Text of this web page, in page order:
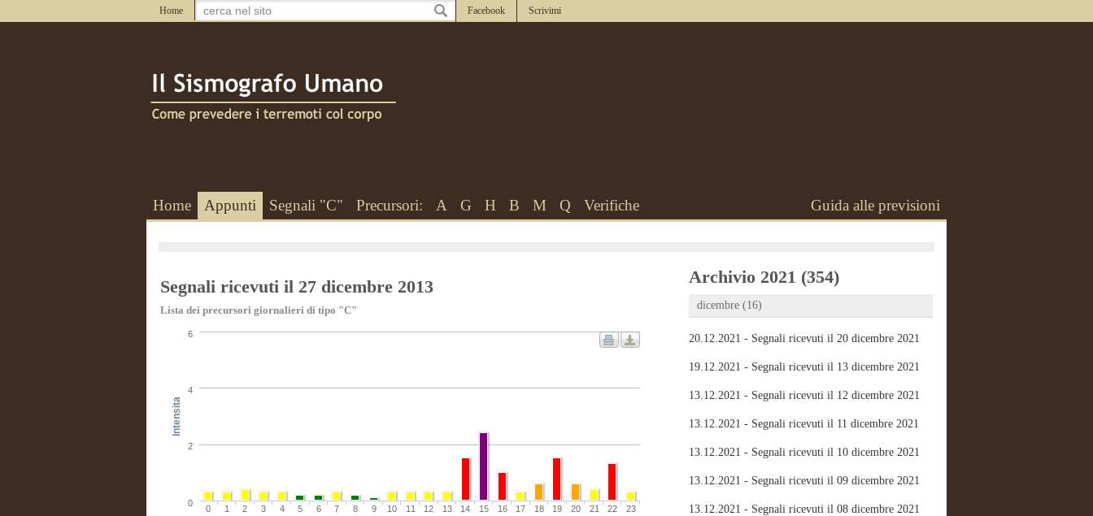
Home Facebook Scrivimi
Home Appunti Segnali "C" Precursori: A G H B M Q Verifiche Guida alle previsioni
Segnali ricevuti il 27 dicembre 2013
Lista dei precursori giornalieri di tipo "C"
Intensita
0 1 2 3 4 5 6 7 8 9 10 11 12 13 14 15 16 17 18 19 20 21 22 23
0
2
4
6
Archivio 2021 (354)
dicembre (16)
20.12.2021 - Segnali ricevuti il 20 dicembre 2021
19.12.2021 - Segnali ricevuti il 13 dicembre 2021
13.12.2021 - Segnali ricevuti il 12 dicembre 2021
13.12.2021 - Segnali ricevuti il 11 dicembre 2021
13.12.2021 - Segnali ricevuti il 10 dicembre 2021
13.12.2021 - Segnali ricevuti il 09 dicembre 2021
13.12.2021 - Segnali ricevuti il 08 dicembre 2021